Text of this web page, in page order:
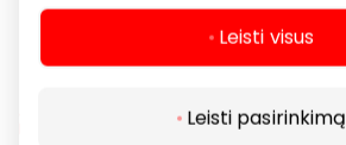
Leisti visus
Leisti pasirinkimą